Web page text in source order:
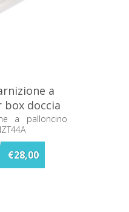
a
box doccia
a palloncino
€28,00